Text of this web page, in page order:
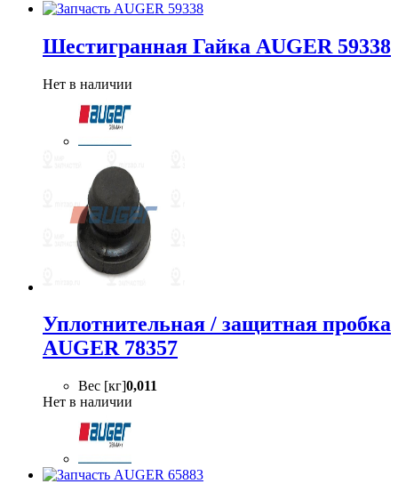
Шестигранная Гайка AUGER 59338
Нет в наличии
Уплотнительная / защитная пробка
AUGER 78357
Вес [кг]0,011
Нет в наличии